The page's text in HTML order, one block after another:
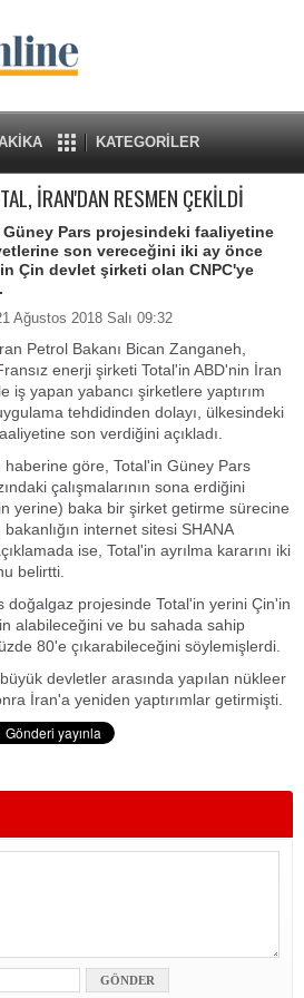
KATEGORİLER
İRAN'DAN RESMEN ÇEKİLDİ
Güney Pars projesindeki faaliyetine
son vereceğini iki ay önce
Çin devlet şirketi olan CNPC'ye
Ağustos 2018 Salı 09:32
Petrol Bakanı Bican Zanganeh,
enerji şirketi Total'in ABD'nin İran
iş yapan yabancı şirketlere yaptırım
tehdidinden dolayı, ülkesindeki
son verdiğini açıkladı.
göre, Total'in Güney Pars
çalışmalarının sona erdiğini
yerine) baka bir şirket getirme sürecine
internet sitesi SHANA
ise, Total'in ayrılma kararını iki
belirtti.
doğalgaz projesinde Total'in yerini Çin'in
alabileceğini ve bu sahada sahip
80'e çıkarabileceğini söylemişlerdi.
devletler arasında yapılan nükleer
İran'a yeniden yaptırımlar getirmişti.